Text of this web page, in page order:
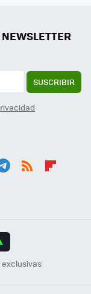
SUSCRIBIR
exclusivas